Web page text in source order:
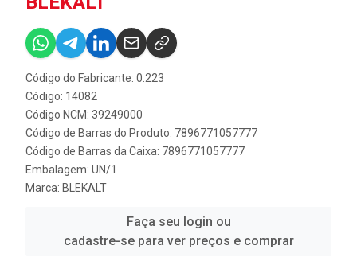
Código do Fabricante: 0.223
Código: 14082
Código NCM: 39249000
Código de Barras do Produto: 7896771057777
Código de Barras da Caixa: 7896771057777
Embalagem: UN/1
Marca: BLEKALT
Faça seu login ou
cadastre-se para ver preços e comprar